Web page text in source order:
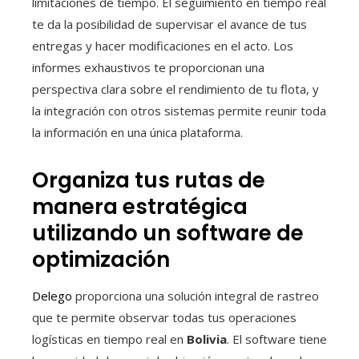
te da la posibilidad de supervisar el avance de tus
entregas y hacer modificaciones en el acto. Los
informes exhaustivos te proporcionan una
perspectiva clara sobre el rendimiento de tu flota, y
la integración con otros sistemas permite reunir toda
la información en una única plataforma.
Organiza tus rutas de
manera estratégica
utilizando un software de
optimización
Delego proporciona una solución integral de rastreo
que te permite observar todas tus operaciones
logísticas en tiempo real en Bolivia. El software tiene